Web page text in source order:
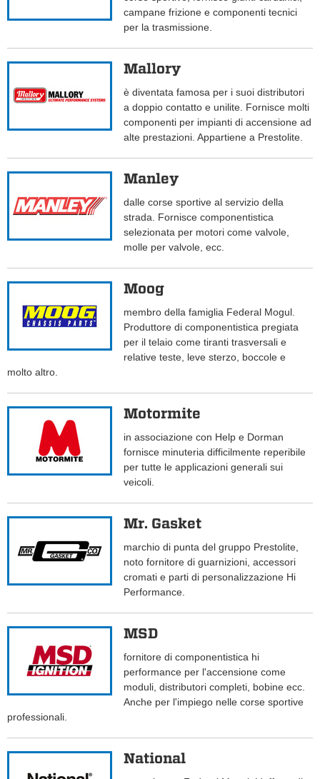
campane frizione e componenti tecnici
per la trasmissione.
Mallory
è diventata famosa per i suoi distributori
a doppio contatto e unilite. Fornisce molti
componenti per impianti di accensione ad
alte prestazioni. Appartiene a Prestolite.
Manley
dalle corse sportive al servizio della
strada. Fornisce componentistica
selezionata per motori come valvole,
molle per valvole, ecc.
Moog
membro della famiglia Federal Mogul.
Produttore di componentistica pregiata
per il telaio come tiranti trasversali e
relative teste, leve sterzo, boccole e
molto altro.
Motormite
in associazione con Help e Dorman
fornisce minuteria difficilmente reperibile
per tutte le applicazioni generali sui
veicoli.
Mr. Gasket
marchio di punta del gruppo Prestolite,
noto fornitore di guarnizioni, accessori
cromati e parti di personalizzazione Hi
Performance.
MSD
fornitore di componentistica hi
performance per l'accensione come
moduli, distributori completi, bobine ecc.
Anche per l'impiego nelle corse sportive
professionali.
National